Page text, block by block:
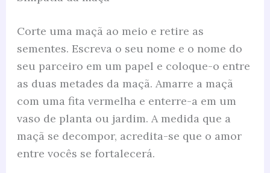
Corte uma maçã ao meio e retire as
sementes. Escreva o seu nome e o nome do
seu parceiro em um papel e coloque-o entre
as duas metades da maçã. Amarre a maçã
com uma fita vermelha e enterre-a em um
vaso de planta ou jardim. A medida que a
maçã se decompor, acredita-se que o amor
entre vocês se fortalecerá.